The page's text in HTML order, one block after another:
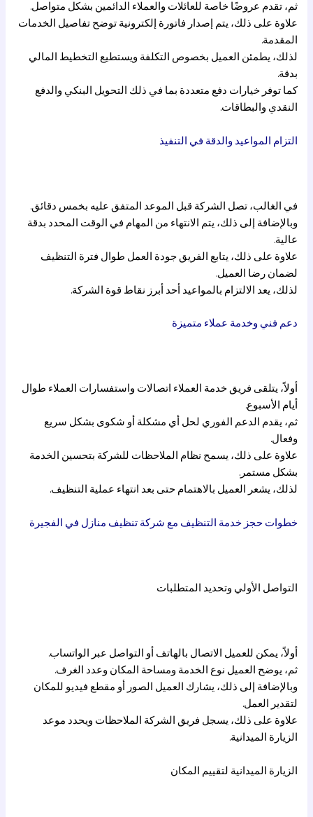
ثم، تقدم عروضًا خاصة للعائلات والعملاء الدائمين بشكل متواصل.
علاوة على ذلك، يتم إصدار فاتورة إلكترونية توضح تفاصيل الخدمات
المقدمة.
لذلك، يطمئن العميل بخصوص التكلفة ويستطيع التخطيط المالي
بدقة.
كما توفر خيارات دفع متعددة بما في ذلك التحويل البنكي والدفع
النقدي والبطاقات.
التزام المواعيد والدقة في التنفيذ
في الغالب، تصل الشركة قبل الموعد المتفق عليه بخمس دقائق.
وبالإضافة إلى ذلك، يتم الانتهاء من المهام في الوقت المحدد بدقة
عالية.
علاوة على ذلك، يتابع الفريق جودة العمل طوال فترة التنظيف
لضمان رضا العميل.
لذلك، يعد الالتزام بالمواعيد أحد أبرز نقاط قوة الشركة.
دعم فني وخدمة عملاء متميزة
أولاً، يتلقى فريق خدمة العملاء اتصالات واستفسارات العملاء طوال
أيام الأسبوع.
ثم، يقدم الدعم الفوري لحل أي مشكلة أو شكوى بشكل سريع
وفعال.
علاوة على ذلك، يسمح نظام الملاحظات للشركة بتحسين الخدمة
بشكل مستمر.
لذلك، يشعر العميل بالاهتمام حتى بعد انتهاء عملية التنظيف.
خطوات حجز خدمة التنظيف مع شركة تنظيف منازل في الفجيرة
التواصل الأولي وتحديد المتطلبات
أولاً، يمكن للعميل الاتصال بالهاتف أو التواصل عبر الواتساب.
ثم، يوضح العميل نوع الخدمة ومساحة المكان وعدد الغرف.
وبالإضافة إلى ذلك، يشارك العميل الصور أو مقطع فيديو للمكان
لتقدير العمل.
علاوة على ذلك، يسجل فريق الشركة الملاحظات ويحدد موعد
الزيارة الميدانية.
الزيارة الميدانية لتقييم المكان